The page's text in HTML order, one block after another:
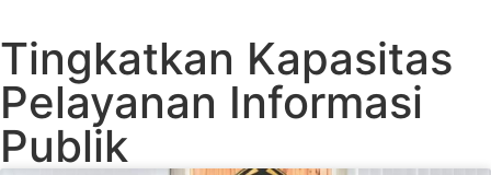
Tingkatkan Kapasitas
Pelayanan Informasi
Publik